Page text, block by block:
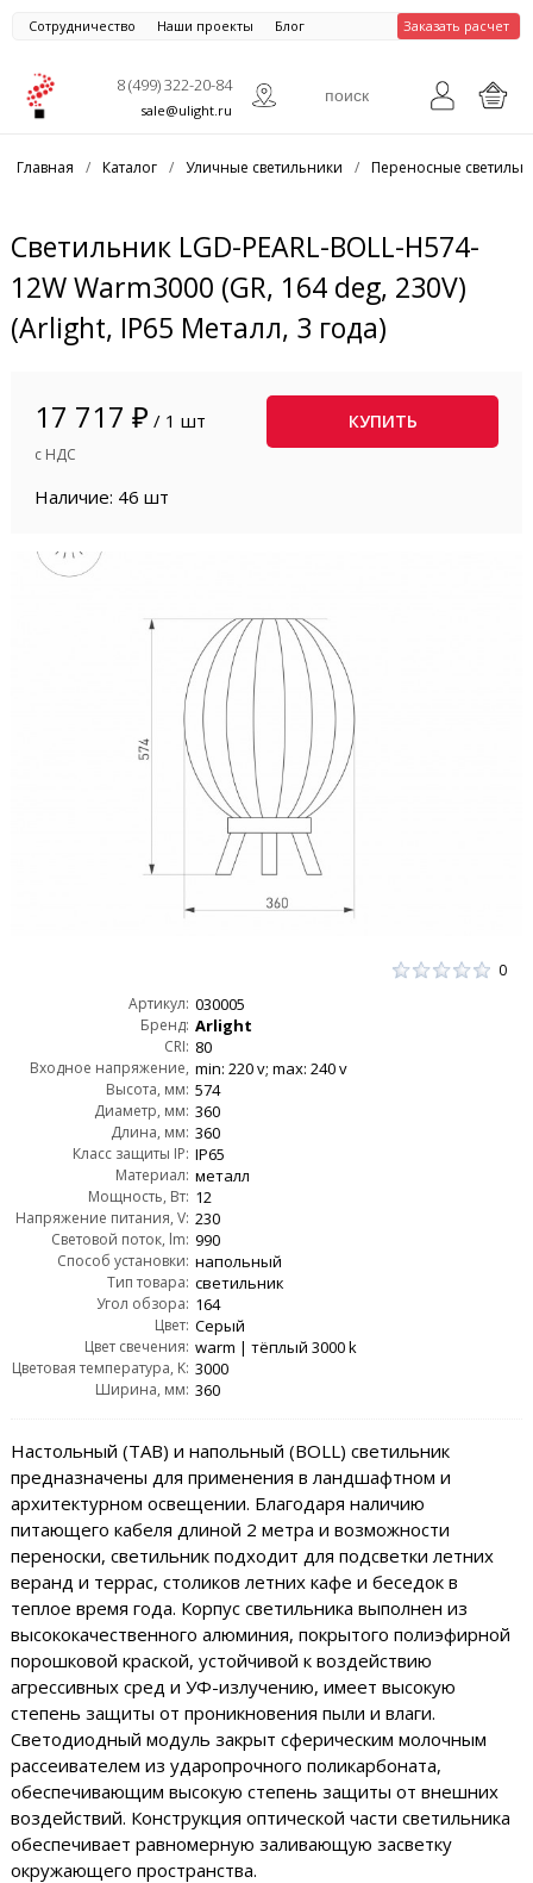
Сотрудничество Наши проекты Блог Заказать расчет
8 (499) 322-20-84
sale@ulight.ru
Главная / Каталог / Уличные светильники / Переносные
Светильник LGD-PEARL-BOLL-H574-
12W Warm3000 (GR, 164 deg, 230V)
(Arlight, IP65 Металл, 3 года)
17 717 ₽ / 1 шт
с НДС
КУПИТЬ
Наличие: 46 шт
0
Артикул: 030005
Бренд: Arlight
CRI: 80
Входное напряжение,
AC:
min: 220 v; max: 240 v
Высота, мм: 574
Диаметр, мм: 360
Длина, мм: 360
Класс защиты IP: IP65
Материал: металл
Мощность, Вт: 12
Напряжение питания, V: 230
Световой поток, lm: 990
Способ установки: напольный
Тип товара: светильник
Угол обзора: 164
Цвет: Серый
Цвет свечения: warm | тёплый 3000 k
Цветовая температура, K: 3000
Ширина, мм: 360
Настольный (TAB) и напольный (BOLL) светильник
предназначены для применения в ландшафтном и
архитектурном освещении. Благодаря наличию
питающего кабеля длиной 2 метра и возможности
переноски, светильник подходит для подсветки летних
веранд и террас, столиков летних кафе и беседок в
теплое время года. Корпус светильника выполнен из
высококачественного алюминия, покрытого полиэфирной
порошковой краской, устойчивой к воздействию
агрессивных сред и УФ-излучению, имеет высокую
степень защиты от проникновения пыли и влаги.
Светодиодный модуль закрыт сферическим молочным
рассеивателем из ударопрочного поликарбоната,
обеспечивающим высокую степень защиты от внешних
воздействий. Конструкция оптической части светильника
обеспечивает равномерную заливающую засветку
окружающего пространства.